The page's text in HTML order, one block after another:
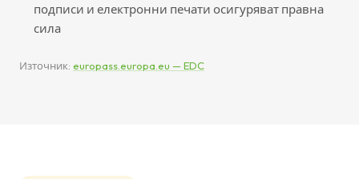
подписи и електронни печати осигуряват правна
сила
Източник: europass.europa.eu — EDC